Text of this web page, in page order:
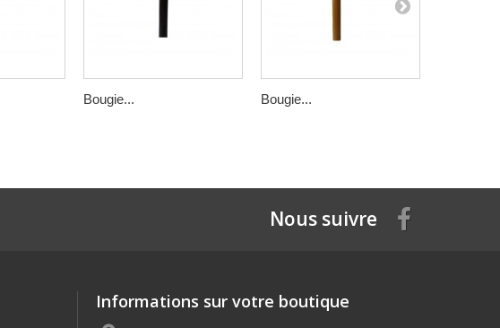
Bougie... Bougie...
Nous suivre
Informations sur votre boutique